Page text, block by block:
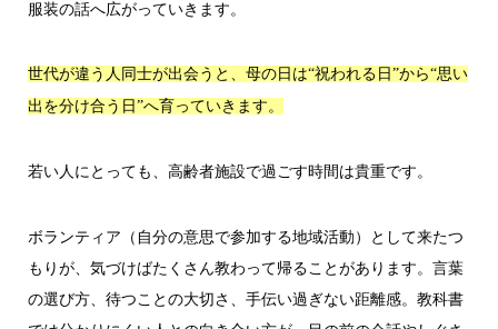
服装の話へ広がっていきます。
世代が違う人同士が出会うと、母の日は“祝われる日”から“思い
出を分け合う日”へ育っていきます。
若い人にとっても、高齢者施設で過ごす時間は貴重です。
ボランティア（自分の意思で参加する地域活動）として来たつ
もりが、気づけばたくさん教わって帰ることがあります。言葉
の選び方、待つことの大切さ、手伝い過ぎない距離感。教科書